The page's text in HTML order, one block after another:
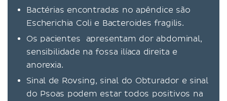
Bactérias encontradas no apêndice são
Escherichia Coli e Bacteroides fragilis.
Os pacientes apresentam dor abdominal,
sensibilidade na fossa ilíaca direita e
anorexia.
Sinal de Rovsing, sinal do Obturador e sinal
do Psoas podem estar todos positivos na